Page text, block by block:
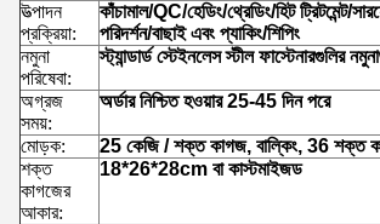
উত্পাদন
প্রক্রিয়া:
কাঁচামাল/QC/হেডিং/থ্রেডিং/হিট ট্রিটমেন্ট/
পরিদর্শন/বাছাই এবং প্যাকিং/শিপিং
নমুনা
পরিষেবা:
স্ট্যান্ডার্ড স্টেইনলেস স্টীল ফাস্টেনারগুলির
অগ্রজ
সময়:
অর্ডার নিশ্চিত হওয়ার 25-45 দিন পরে
মোড়ক:
25 কেজি / শক্ত কাগজ, বাল্কিং, 36 শক্ত
শক্ত
কাগজের
আকার:
18*26*28cm বা কাস্টমাইজড